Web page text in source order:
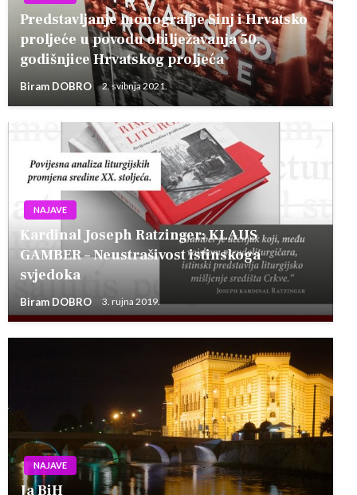
Predstavljanje monografije Sinj i Hrvatsko
proljeće u povodu obilježavanja 50.
godišnjice Hrvatskog proljeća
Biram DOBRO 2. svibnja 2021.
NAJAVE
Kardinal Joseph Ratzinger: KLAUS
GAMBER – Neustrašivost istinskoga
svjedoka
Biram DOBRO 3. rujna 2019.
NAJAVE
Ja BiH